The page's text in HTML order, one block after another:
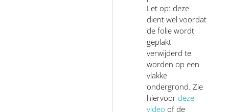
Let op: deze
dient wel voordat
de folie wordt
geplakt
verwijderd te
worden op een
vlakke
ondergrond. Zie
hiervoor deze
video of de